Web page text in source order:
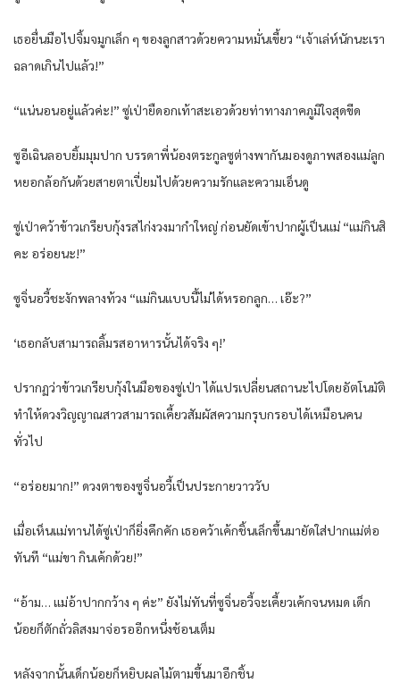
เธอยื่นมือไปจิ้มจมูกเล็ก ๆ ของลูกสาวด้วยความหมั่นเขี้ยว “เจ้าเล่ห์นักนะเรา
ฉลาดเกินไปแล้ว!”
“แน่นอนอยู่แล้วค่ะ!” ซู่เป่ายืดอกเท้าสะเอวด้วยท่าทางภาคภูมิใจสุดขีด
ซูอีเฉินลอบยิ้มมุมปาก บรรดาพี่น้องตระกูลซูต่างพากันมองดูภาพสองแม่ลูก
หยอกล้อกันด้วยสายตาเปี่ยมไปด้วยความรักและความเอ็นดู
ซู่เป่าคว้าข้าวเกรียบกุ้งรสไก่งวงมากำใหญ่ ก่อนยัดเข้าปากผู้เป็นแม่ “แม่กินสิ
คะ อร่อยนะ!”
ซูจิ่นอวี้ชะงักพลางท้วง “แม่กินแบบนี้ไม่ได้หรอกลูก… เอ๊ะ?”
‘เธอกลับสามารถลิ้มรสอาหารนั้นได้จริง ๆ!’
ปรากฏว่าข้าวเกรียบกุ้งในมือของซู่เป่า ได้แปรเปลี่ยนสถานะไปโดยอัตโนมัติ
ทำให้ดวงวิญญาณสาวสามารถเคี้ยวสัมผัสความกรุบกรอบได้เหมือนคน
ทั่วไป
“อร่อยมาก!” ดวงตาของซูจิ่นอวี้เป็นประกายวาววับ
เมื่อเห็นแม่ทานได้ซู่เป่าก็ยิ่งคึกคัก เธอคว้าเค้กชิ้นเล็กขึ้นมายัดใส่ปากแม่ต่อ
ทันที “แม่ขา กินเค้กด้วย!”
“อ้าม… แม่อ้าปากกว้าง ๆ ค่ะ” ยังไม่ทันที่ซูจิ่นอวี้จะเคี้ยวเค้กจนหมด เด็ก
น้อยก็ตักถั่วลิสงมาจ่อรออีกหนึ่งช้อนเต็ม
หลังจากนั้นเด็กน้อยก็หยิบผลไม้ตามขึ้นมาอีกชิ้น